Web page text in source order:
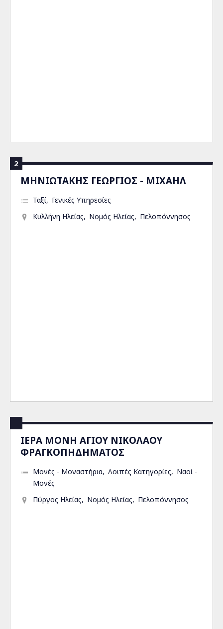
2
ΜΗΝΙΩΤΑΚΗΣ ΓΕΩΡΓΙΟΣ - ΜΙΧΑΗΛ
Ταξί
Γενικές Υπηρεσίες
Κυλλήνη Ηλείας
Νομός Ηλείας Πελοπόννησος
ΙΕΡΑ ΜΟΝΗ ΑΓΙΟΥ ΝΙΚΟΛΑΟΥ
ΦΡΑΓΚΟΠΗΔΗΜΑΤΟΣ
Μονές - Μοναστήρια Λοιπές Κατηγορίες
Ναοί -
Μονές
Πύργος Ηλείας
Νομός Ηλείας Πελοπόννησος